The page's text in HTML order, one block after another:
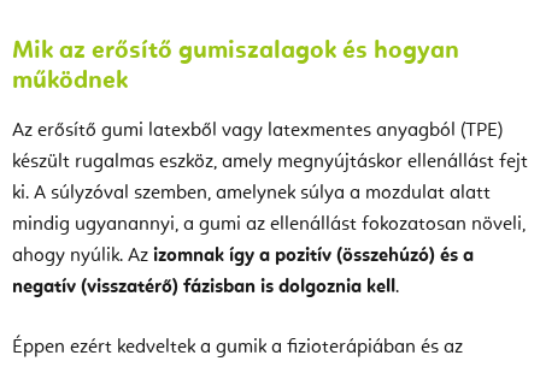
Mik az erősítő gumiszalagok és hogyan
működnek
Az erősítő gumi latexből vagy latexmentes anyagból (TPE)
készült rugalmas eszköz, amely megnyújtáskor ellenállást fejt
ki. A súlyzóval szemben, amelynek súlya a mozdulat alatt
mindig ugyanannyi, a gumi az ellenállást fokozatosan növeli,
ahogy nyúlik. Az izomnak így a pozitív (összehúzó) és a
negatív (visszatérő) fázisban is dolgoznia kell.
Éppen ezért kedveltek a gumik a fizioterápiában és az